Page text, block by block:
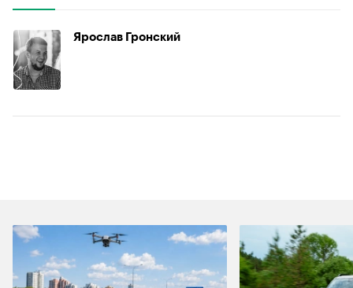
Ярослав Гронский